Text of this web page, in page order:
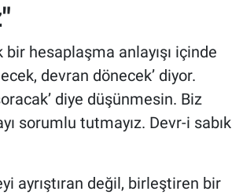
hesaplaşma anlayışı içinde
devran dönecek’ diyor.
diye düşünmesin. Biz
sorumlu tutmayız. Devr-i sabık
ayrıştıran değil, birleştiren bir